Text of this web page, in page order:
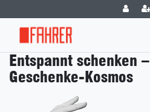
Entspannt schenken
Geschenke-Kosmos